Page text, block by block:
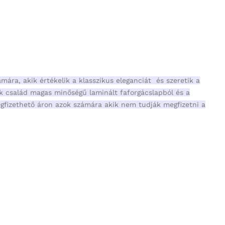
akik értékelik a klasszikus eleganciát és szeretik a
magas minőségű laminált faforgácslapból és a
áron azok számára akik nem tudják megfizetni a